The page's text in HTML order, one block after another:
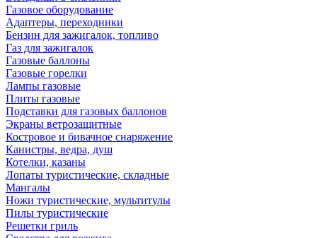
Газовое оборудование
Адаптеры, переходники
Бензин для зажигалок, топливо
Газ для зажигалок
Газовые баллоны
Газовые горелки
Лампы газовые
Плиты газовые
Подставки для газовых баллонов
Экраны ветрозащитные
Костровое и бивачное снаряжение
Канистры, ведра, душ
Котелки, казаны
Лопаты туристические, складные
Мангалы
Ножи туристические, мультитулы
Пилы туристические
Решетки гриль